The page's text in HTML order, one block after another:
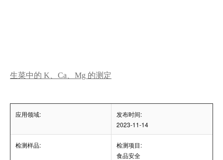
生菜中的 K、Ca、Mg 的测定
应用领域:
发布时间:
2023-11-14
检测样品:
检测项目:
食品安全